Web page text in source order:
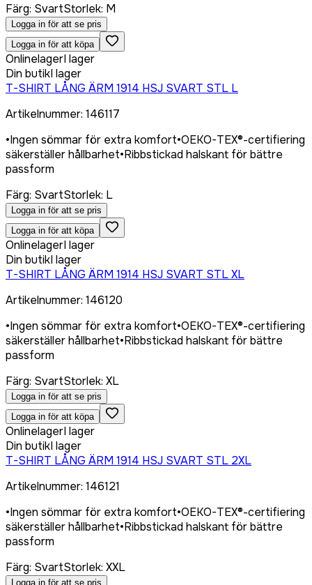
Färg: SvartStorlek: M
Logga in för att se pris
Logga in för att köpa
OnlinelagerI lager
Din butikI lager
T-SHIRT LÅNG ÄRM 1914 HSJ SVART STL L
Artikelnummer: 146117
•Ingen sömmar för extra komfort•OEKO-TEX®-certifiering
säkerställer hållbarhet•Ribbstickad halskant för bättre
passform
Färg: SvartStorlek: L
Logga in för att se pris
Logga in för att köpa
OnlinelagerI lager
Din butikI lager
T-SHIRT LÅNG ÄRM 1914 HSJ SVART STL XL
Artikelnummer: 146120
•Ingen sömmar för extra komfort•OEKO-TEX®-certifiering
säkerställer hållbarhet•Ribbstickad halskant för bättre
passform
Färg: SvartStorlek: XL
Logga in för att se pris
Logga in för att köpa
OnlinelagerI lager
Din butikI lager
T-SHIRT LÅNG ÄRM 1914 HSJ SVART STL 2XL
Artikelnummer: 146121
•Ingen sömmar för extra komfort•OEKO-TEX®-certifiering
säkerställer hållbarhet•Ribbstickad halskant för bättre
passform
Färg: SvartStorlek: XXL
Logga in för att se pris